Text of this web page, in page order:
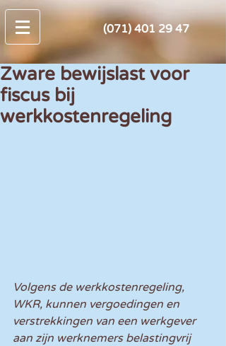
(071) 401 29 47
Zware bewijslast voor
fiscus bij
werkkostenregeling
Volgens de werkkostenregeling,
WKR, kunnen vergoedingen en
verstrekkingen van een werkgever
aan zijn werknemers belastingvrij